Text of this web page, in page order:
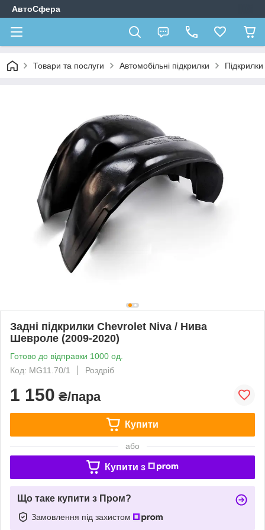
АвтоСфера
Товари та послуги Автомобільні підкрилки
Задні підкрилки Chevrolet Niva / Нива
Шевроле (2009-2020)
Готово до відправки 1000 од.
Код: MG11.70/1
Роздріб
1 150 ₴/пара
Купити
або
Купити з
Що таке купити з Пром?
Замовлення під захистом